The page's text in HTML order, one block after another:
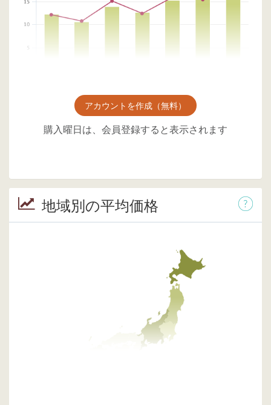
アカウントを作成（無料）
購入曜日は、会員登録すると表示されます
地域別の平均価格